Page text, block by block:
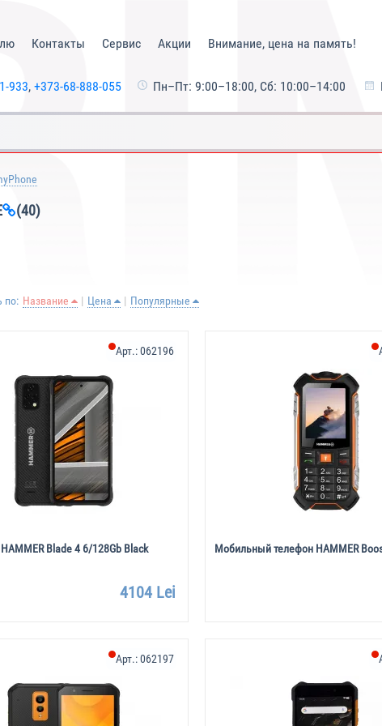
Контакты Сервис Акции Внимание, цена на память!
933, +373-68-888-055 Пн–Пт: 9:00–18:00, Сб: 10:00–14:00
(40)
по: Название Цена Популярные
Blade 4 6/128Gb Black
Арт.:062196
4104 Lei
Мобильный телефон HAMMER
Арт.:062197